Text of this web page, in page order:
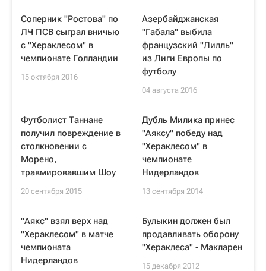
Соперник "Ростова" по
ЛЧ ПСВ сыграл вничью
с "Хераклесом" в
чемпионате Голландии
15 октября 2016
Азербайджанская
"Габала" выбила
французский "Лилль"
из Лиги Европы по
футболу
04 августа 2016
Футболист Таннане
получил повреждение в
столкновении с
Морено,
травмировавшим Шоу
20 сентября 2015
Дубль Милика принес
"Аяксу" победу над
"Хераклесом" в
чемпионате
Нидерландов
13 сентября 2014
"Аякс" взял верх над
"Хераклесом" в матче
чемпионата
Нидерландов
Булыкин должен был
продавливать оборону
"Хераклеса" - Макларен
15 декабря 2012